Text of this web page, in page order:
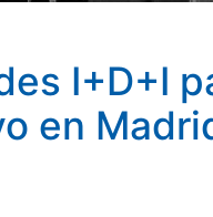
I+D+I
en